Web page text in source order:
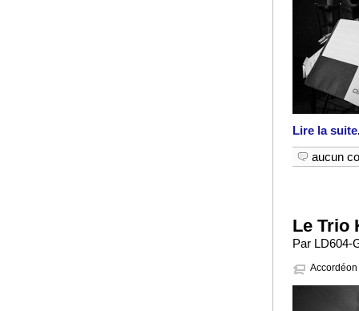
Lire la suite
aucun
Le Trio
Par LD604-
Accordéon